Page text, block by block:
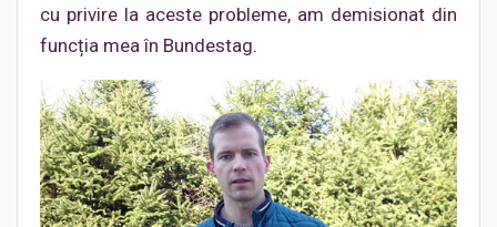
cu privire la aceste probleme, am demisionat din
funcția mea în Bundestag.